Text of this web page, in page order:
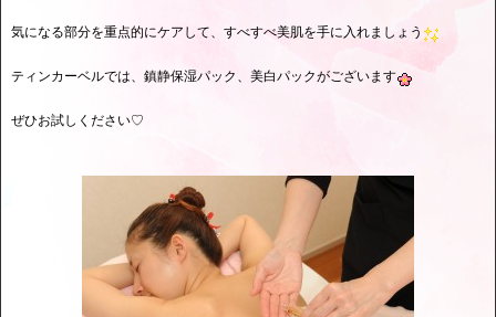
気になる部分を重点的にケアして、すべすべ美肌を手に入れましょう
ティンカーベルでは、鎮静保湿パック、美白パックがございます
ぜひお試しください♡